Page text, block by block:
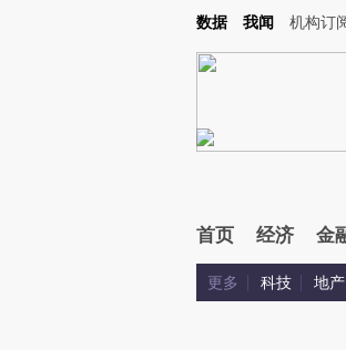
数据 我闻 机构订
首页 经济 金
更多 科技 地产